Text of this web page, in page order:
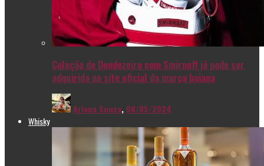
Coleção de Dendezeiro com Smirnoff já pode ser
adquirida no site oficial da marca baiana
Ariana Souza, 08/05/2024
Whisky